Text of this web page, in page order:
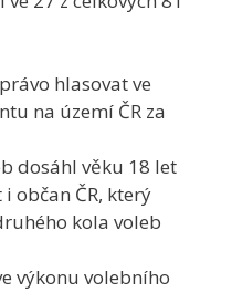
hlasovat ve
na území ČR za
dosáhl věku 18 let
občan ČR, který
kola voleb
výkonu volebního